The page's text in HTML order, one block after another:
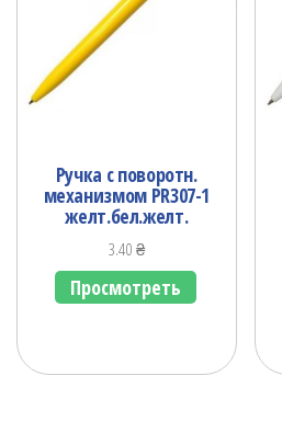
Ручка с поворотн.
механизмом PR307-1
желт.бел.желт.
3.40₴
Просмотреть